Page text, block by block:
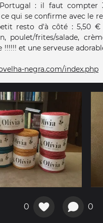
: il faut compter
ce qui se confirme avec le
resto d'à côté : 5,50 €
poulet/frites/salade,
!!!!!! et une serveuse
negra.com/index.php
0 0